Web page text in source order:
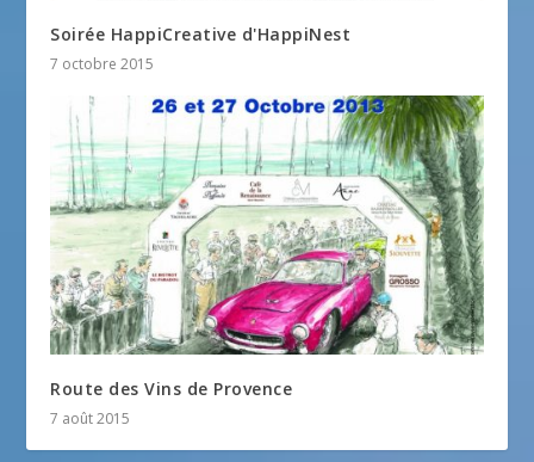
Soirée HappiCreative d'HappiNest
7 octobre 2015
Route des Vins de Provence
7 août 2015